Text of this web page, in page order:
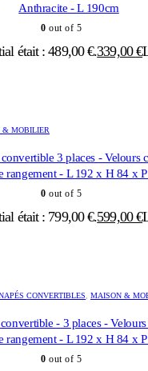
Anthracite - L 190cm
0 out of 5
était : 489,00 €.339,00€
& MOBILIER
3 places - Velours
rangement - L 192 x H 84 x
0 out of 5
était : 799,00 €.599,00€
CONVERTIBLES MAISON &
- 3 places -
rangement - L 192 x H 84 x
0 out of 5